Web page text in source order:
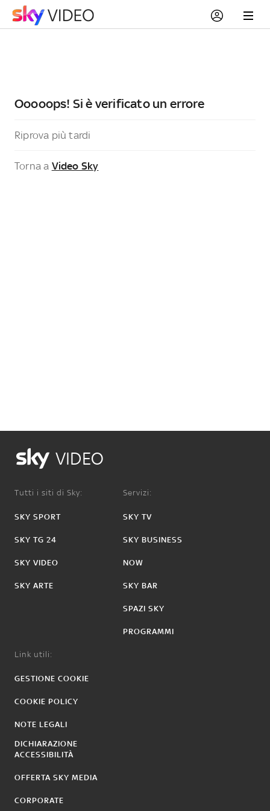
Ooooops! Si è verificato un errore
Riprova più tardi
Torna a Video Sky
VIDEO
Tutti i siti di Sky:
SKY SPORT
SKY TG 24
SKY VIDEO
SKY ARTE
Servizi:
SKY TV
SKY BUSINESS
NOW
SKY BAR
SPAZI SKY
PROGRAMMI
Link utili:
GESTIONE COOKIE
COOKIE POLICY
NOTE LEGALI
DICHIARAZIONE
ACCESSIBILITÀ
OFFERTA SKY MEDIA
CORPORATE